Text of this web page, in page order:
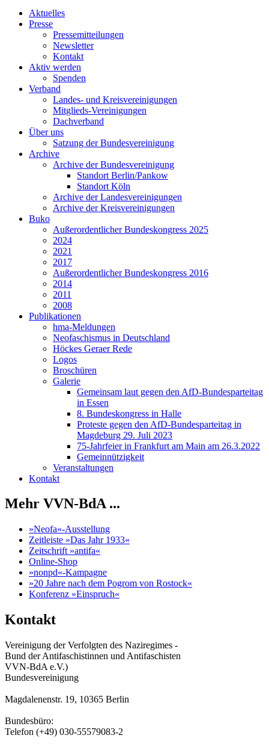
Aktuelles
Presse
Pressemitteilungen
Newsletter
Kontakt
Aktiv werden
Spenden
Verband
Landes- und Kreisvereinigungen
Mitglieds-Vereinigungen
Dachverband
Über uns
Satzung der Bundesvereinigung
Archive
Archive der Bundesvereinigung
Standort Berlin/Pankow
Standort Köln
Archive der Landesvereinigungen
Archive der Kreisvereinigungen
Buko
Außerordentlicher Bundeskongress 2025
2024
2021
2017
Außerordentlicher Bundeskongress 2016
2014
2011
2008
Publikationen
hma-Meldungen
Neofaschismus in Deutschland
Höckes Geraer Rede
Logos
Broschüren
Galerie
Gemeinsam laut gegen den AfD-Bundesparteitag
in Essen
8. Bundeskongress in Halle
Proteste gegen den AfD-Bundesparteitag in
Magdeburg 29. Juli 2023
75-Jahrfeier in Frankfurt am Main am 26.3.2022
Gemeinnützigkeit
Veranstaltungen
Kontakt
Mehr VVN-BdA ...
»Neofa«-Ausstellung
Zeitleiste »Das Jahr 1933«
Zeitschrift »antifa«
Online-Shop
»nonpd«-Kampagne
»20 Jahre nach dem Pogrom von Rostock«
Konferenz »Einspruch«
Kontakt
Vereinigung der Verfolgten des Naziregimes -
Bund der Antifaschistinnen und Antifaschisten
VVN-BdA e.V.)
Bundesvereinigung
Magdalenenstr. 19, 10365 Berlin
Bundesbüro:
Telefon (+49) 030-55579083-2